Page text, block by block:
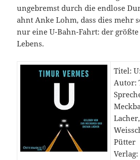
ungebremst durch die endlose
ahnt Anke Lohm, dass dies mehr
nur eine U-Bahn-Fahrt: der
Lebens.
Titel:
Autor:
Pütter
Verlag: